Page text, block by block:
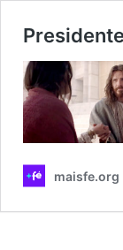
maisfe.org